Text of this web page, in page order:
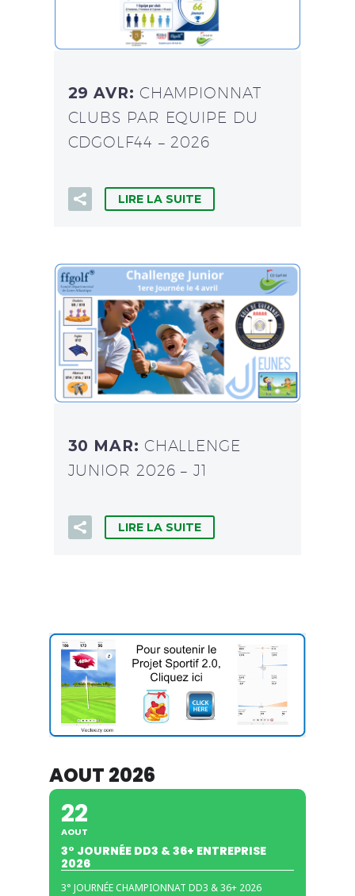
29 AVR: CHAMPIONNAT
CLUBS PAR EQUIPE DU
CDGOLF44 – 2026
LIRE LA SUITE
30 MAR: CHALLENGE
JUNIOR 2026 – J1
LIRE LA SUITE
AOUT 2026
22
AOUT
3° JOURNÉE DD3 & 36+ ENTREPRISE
2026
3° JOURNÉE CHAMPIONNAT DD3 & 36+ 2026